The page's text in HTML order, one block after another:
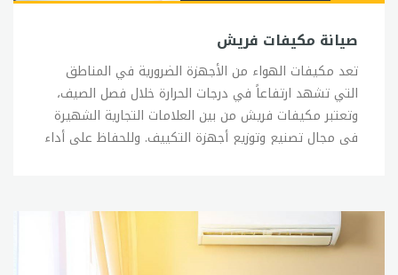
صيانة مكيفات فريش
تعد مكيفات الهواء من الأجهزة الضرورية في المناطق التي تشهد ارتفاعاً في درجات الحرارة خلال فصل الصيف، وتعتبر مكيفات فريش من بين العلامات التجارية الشهيرة في مجال تصنيع وتوزيع أجهزة التكييف. وللحفاظ على أداء المكيف العالي وضمان عمر أطول للجهاز، يجب الاهتمام بصيانته بصفة دورية. وفي هذا المقال سنتحدث عن بعض النصائح لصيانة مكيفات فريش. تنظيف الفلاتر: تعتبر فلاتر المكيف من الأجزاء الهامة جداً في الجهاز، حيث تساعد على تنقية الهواء ومنع انتشار الجراثيم والروائح الكريهة. وللحفاظ على جودة الهواء المنبعث من المكيف وضمان عمر أطول للجهاز، يجب تنظيف الفلاتر بشكل دوري. ويفضل تنظيف الفلاتر مرة واحدة على الأقل كل شهر. تنظيف المكثفات: تعتبر المكثفات من الأجزاء الأساسية في المكيف، وتساعد على تبريد الهواء الداخل من الجهاز. وللحفاظ على أداء المكثفات، يجب تنظيفها بشكل دوري باستخدام فرشاة ناعمة ومناديل جافة. التحقق من الوحدة الخارجية: تتأثر الوحدة الخارجية للمكيف بالعوامل الجوية مثل الأمطار والأتربة والرطوبة، وقد تؤدي هذه العوامل إلى تلف الوحدة الخارجية. ولمنع حدوث ذلك، يجب التحقق من وحدة المكيف الخارجية بشكل دوري وإجراء الصيانة اللازمة عند الحاجة. التحقق من مستوى الفريون: يعتبر الفريون من المواد الأساسية في المكيف، حيث يساعد على تبريد الهواء الداخل من الجهاز. وللتأكد من أن مستوى الفريون في المكيف مستقر، يجب التحقق منه بشكل دوري، ويفضل إجراء هذه العملية بواسطة فني متخصص. تشغيل المكيف بشكل منتظم: يجب تشغيل المكيف بشكل منتظم خلال فترة الشتاء، حتى لا يتراكم الغبار والأتربة داخل الجهاز. وفي حال عدم استخدام المكيف لفترة طويلة، يجب تغطية الجهاز بغطاء واقي. وبشكل عام، يجب الاهتمام بصيانة المكيف بشكل دوري لضمان أداء مثالي للجهاز وضمان عمر أطول له. وفي حال وجود أي مشكلة في المكيف، يفضل الاتصال بفني متخصص لإجراء الصيانة اللازمة.صيانة تكييفات فريشتعتبر تكييفات الهواء من الأجهزة الضرورية في المناطق التي تشهد ارتفاعاً في درجات الحرارة خلال فصل الصيف، وتعتبر تكييفات فريش من بين العلامات التجارية الشهيرة في مجال تصنيع وتوزيع أجهزة التكييف. وللحفاظ على أداء التكييف العالي وضمان عمر أطول للجهاز، يجب الاهتمام بصيانته بصفة دورية. وفي هذا المقال سنتحدث عن بعض النصائح لصيانة تكييفات فريش. تنظيف الفلاتر: تعتبر فلاتر التكييف من الأجزاء الهامة جداً في الجهاز، حيث تساعد على تنقية الهواء ومنع انتشار الجراثيم والروائح الكريهة. وللحفاظ على جودة الهواء المنبعث من التكييف وضمان عمر أطول للجهاز، يجب تنظيف الفلاتر بشكل دوري. ويفضل تنظيف الفلاتر مرة واحدة على الأقل كل شهر. تنظيف المكثفات: تعتبر المكثفات من الأجزاء الأساسية في التكييف، وتساعد على تبريد الهواء الداخل من الجهاز. وللحفاظ على أداء المكثفات، يجب تنظيفها بشكل دوري باستخدام فرشاة ناعمة ومناديل جافة. التحقق من الوحدة الخارجية: تتأثر الوحدة الخارجية للتكييف بالعوامل الجوية مثل الأمطار والأتربة والرطوبة، وقد تؤدي هذه العوامل إلى تلف الوحدة الخارجية. ولمنع حدوث ذلك، يجب التحقق من وحدة التكييف الخارجية بشكل دوري وإجراء الصيانة اللازمة عند الحاجة. التحقق من مستوى الفريون: يعتبر الفريون من المواد الأساسية في التكييف، حيث يساعد على تبريد الهواء الداخل من الجهاز. وللتأكد من أن مستوى الفريون في التكييف مستقر، يجب التحقق منه بشكل دوري، ويفضل إجراء هذه العملية بواسطة فني متخصص. تشغيل التكييف بشكل منتظم: يجب تشغيل التكييف بشكل منتظم خلال فترة الشتاء، حتى لا يتراكم الغبار والأتربة داخل الجهاز. وفي حال عدم استخدام التكييف لفترة طويلة، يجب تغطية الجهاز بغطاء واقي. وبشكل عام، يجب الاهتمام بصيانة التكييف بشكل دوري لضمان أداء مثالي للجهاز وضمان عمر أطول له. وفي حال وجود أي مشكلة في التكييف، يفضل الاتصال بفني متخصص لإجراء الصيانة اللازمة.خدمة عملاء فريش تكييفتعتبر خدمة العملاء من العوامل المهمة جداً في تقديم خدمات مرضية للعملاء، وتعد شركة فريش تكييف من بين الشركات الرائدة في مجال تصنيع وتوزيع أجهزة التكييف، وتحرص الشركة على تقديم خدمة عملاء متميزة لضمان رضا العملاء. وتقدم شركة فريش خدمة العملاء عبر عدة قنوات اتصال مثل الهاتف والبريد الإلكتروني والدردشة المباشرة على الموقع الإلكتروني، وتتميز الشركة بتوفير فريق عمل مدرب ومتخصص يجيد التعامل مع جميع الاستفسارات والشكاوى المتعلقة بمنتجات الشركة. وتقدم شركة فريش خدمة العملاء على مدار الساعة لضمان تلبية احتياجات العملاء في أي وقت، وتتميز الشركة بسرعة الاستجابة والحلول الفعالة لأي مشكلة يواجهها العميل. وتقدم شركة فريش خدمات متعددة للعملاء مثل التركيب والصيانة والإصلاح، وتحرص الشركة على توفير قطع الغيار الأصلية والمتوافقة مع منتجاتها لضمان عمر أطول للأجهزة التي تصنعها. وتولي شركة فريش اهتماماً كبيراً لردود فعل العملاء وتعتبرها أحد الأدوات الرئيسية لتحسين خدمة العملاء، وتحرص الشركة على الاستماع إلى ملاحظات العملاء وتعزيز التواصل معهم لتحسين جودة الخدمات. وبشكل عام، تعد خدمة عملاء فريش تكييف من الخدمات المميزة التي تقدمها الشركة، وتحرص الشركة على تحسين جودة الخدمة بشكل دائم لضمان رضا العملاء وتحقيق أفضل تجربة لهم.رقم خدمة عملاء فريش للتكييفتوفر شركة فريش للتكييف خدمة العملاء عبر رقم خدمة العملاء المخصص، وهو رقم يسهل على العملاء التواصل مع الشركة وطلب الخدمات المختلفة. يمكن الحصول على رقم خدمة العملاء لشركة فريش من خلال زيارة موقع الشركة على الإنترنت، أو من خلال الاتصال بالوكيل المحلي للشركة في منطقتك. بمجرد الاتصال برقم خدمة العملاء، سيتم استقبالك من قبل فريق مدرب ومتخصص يجيد التعامل مع جميع الاستفسارات والشكاوى المتعلقة بمنتجات الشركة. وتتميز شركة فريش بسرعة الاستجابة والحلول الفعالة لأي مشكلة يواجهها العميل. يمكن للعملاء الاستفسار عن خدمات التركيب والصيانة والإصلاح، ويمكنهم أيضاً الحصول على المشورة الفنية والاستفسار عن أي مشكلة قد تواجههم في استخدام منتجات الشركة. وتوفر شركة فريش خدمة العملاء على مدار الساعة، مما يسهل على العملاء الاتصال بالشركة في أي وقت يناسبهم، وتحرص الشركة على توفير خدمة عملاء متميزة لضمان رضا العملاء. وبشكل عام، يعتبر رقم خدمة عملاء فريش للتكييف أحد الأدوات الرئيسية التي تسهل على العملاء التواصل مع الشركة وطلب الخدمات المختلفة، وتحرص الشركة على توفير خدمة عملاء متميزة لضمان رضا العملاء وتحقيق أفضل تجربة لهم.رقم صيانة تكييف فريشتهتم شركة فريش للتكييف بتوفير خدمات صيانة متميزة لمنتجاتها، حيث توفر الشركة خدمة صيانة دورية وإصلاح الأعطال، وتحرص الشركة على توفير قطع الغيار الأصلية لضمان عمر أطول للأجهزة. للحصول على خدمة صيانة لمنتجات شركة فريش، يمكن الاتصال برقم صيانة الشركة المخصص، والذي يتيح للعملاء طلب الصيانة والإصلاح المناسب لمنتجاتهم. يمكن الحصول على رقم صيانة فريش من خلال زيارة موقع الشركة على الإنترنت، أو من خلال الاتصال بالوكيل المحلي للشركة في منطقتك، ويجب توفير رقم المنتج ورقم الفاتورة لتسهيل العملية. عند الاتصال برقم صيانة الشركة، سيقوم فريق الصيانة المتخصص بإجراء فحص شامل للجهاز وتحديد المشكلة، وسيتم إصلاح الأعطال بأسرع وقت ممكن وبأفضل الأسعار. وتحرص شركة فريش على توفير خدمة صيانة عالية الجودة لضمان رضا العملاء، وتستخدم الشركة أحدث التقنيات والأدوات لتقديم خدمة صيانة متميزة لمنتجاتها. وبشكل عام، يعتبر رقم صيانة فريش للتكييف أحد الأدوات الرئيسية التي تسهل على العملاء الحصول على خدمة صيانة متميزة لمنتجاتهم، وتحرص الشركة على توفير خدمة صيانة عالية الجودة لضمان رضا العملاء وتحقيق أفضل تجربة لهم.خدمة عملاء تكييف فريشتحرص شركة فريش للتكييف على تقديم خدمة عملاء مميزة وعالية الجودة لضمان رضا العملاء، وتوفر الشركة خدمة العملاء عبر عدة قنوات اتصال مثل الهاتف والبريد الإلكتروني والدردشة المباشرة على الموقع الإلكتروني. وتتميز فرق خدمة العملاء في شركة فريش بالمهارة والخبرة في التعامل مع جميع الاستفسارات والشكاوى المتعلقة بمنتجات الشركة، وتحرص الشركة على توفير فريق عمل مدرب ومتخصص لضمان تقديم خدمة عملاء متميزة. وتقدم شركة فريش خدمة العملاء على مدار الساعة، مما يسهل على العملاء الاتصال بالشركة في أي وقت يناسبهم، وتحرص الشركة على الاستجابة السريعة لجميع الاستفسارات والشكاوى وتقديم الحلول الفعالة للمشكلات. ويمكن للعملاء الاستفسار عن خدمات التركيب والصيانة والإصلاح، ويمكنهم أيضاً الحصول على المشورة الفنية والاستفسار عن أي مشكلة قد تواجههم في استخدام منتجات الشركة، كما يمكنهم الاطلاع على العروض والخصومات المتاحة. وتحرص شركة فريش على توفير مجموعة متنوعة من الخدمات لضمان رضا العملاء، وتسعى الشركة دائماً إلى تحسين خدماتها وتطويرها لتلبية احتياجات العملاء بشكل أفضل. وبشكل عام، تعتبر خدمة عملاء شركة فريش للتكييف أحد العوامل الرئيسية التي تحدد مدى رضا العملاء، وتحرص الشركة على توفير خدمة عملاء متميزة لضمان رضا العملاء وتحقيق أفضل تجربة لهم.ضمان تكييف فريشتحرص شركة فريش للتكييف على توفير ضمان على جميع منتجاتها، وذلك لضمان رضا العملاء وتوفير خدمة متميزة لهم. يتم توفير ضمان من شركة فريش لمدة محددة تختلف حسب نوع المنتج والموديل، ويمكن للعملاء الاستفسار عن فترة الضمان عند شراء المنتج. وتشمل خدمة الضمان التغطية على مجموعة متنوعة من الأعطال والمشكلات التي قد تواجه المنتج خلال فترة الضمان، وتشمل ذلك أيضاً بعض خدمات الصيانة والإصلاح. ويجب على العملاء الاتصال بالشركة في حالة حدوث أي مشكلة أو خلل في المنتج خلال فترة الضمان، ويجب تقديم الفاتورة الأصلية ورقم الموديل لتسهيل العملية. وتحرص شركة فريش على توفير قطع الغيار الأصلية لجميع منتجاتها، وتوفر خدمة صيانة متميزة خلال فترة الضمان، وتحرص الشركة على إصلاح الأعطال بأسرع وقت ممكن وبأفضل الأسعار. ويجب الانتباه إلى أن الضمان لا يشمل الأضرار الناتجة عن سوء الاستخدام أو التركيب غير الصحيح، ويجب على العملاء اتباع تعليمات الاستخدام والتركيب الموجودة في دليل المنتج لتجنب أي أضرار. وبشكل عام، تعتبر خدمة الضمان من شركة فريش للتكييف أحد العوامل الرئيسية التي تؤثر على قرار العملاء في شراء المنتج، وتحرص الشركة على توفير ضمان متميز وخدمة متميزة خلال فترة الضمان لضمان رضا العملاء وتحقيق أفضل تجربة لهم.رقم خدمة عملاء تكييف فريشتحرص شركة فريش للتكييف على توفير خدمة عملاء متميزة لضمان رضا العملاء، وتوفر الشركة رقم خدمة العملاء المخصص لتلقي الاستفسارات والشكاوى وتقديم الحلول الفعالة للمشكلات. يمكن الحصول على رقم خدمة العملاء لشركة فريش من خلال زيارة موقع الشركة على الإنترنت، أو من خلال الاتصال بالوكيل المحلي للشركة في منطقتك، ويجب توفير رقم المنتج ورقم الفاتورة لتسهيل العملية. وتقدم شركة فريش خدمة العملاء على مدار الساعة، مما يسهل على العملاء الاتصال بالشركة في أي وقت يناسبهم، وتحرص الشركة على الاستجابة السريعة لجميع الاستفسارات والشكاوى وتقديم الحلول الفعالة للمشكلات. يمكن للعملاء الاستفسار عن خدمات التركيب والصيانة والإصلاح، ويمكنهم أيضاً الحصول على المشورة الفنية والاستفسار عن أي مشكلة قد تواجههم في استخدام منتجات الشركة، كما يمكنهم الاطلاع على العروض والخصومات المتاحة. وتحرص شركة فريش على توفير فريق عمل مدرب ومتخصص لضمان تقديم خدمة عملاء متميزة، وتعتبر خدمة العملاء من أهم العوامل التي تحدد مدى رضا العملاء عن منتجات الشركة، وتحرص الشركة على توفير خدمة عملاء متميزة لضمان رضا العملاء وتحقيق أفضل تجربة لهم. وبشكل عام، يمكن الاعتماد على رقم خدمة عملاء شركة فريش للتكييف لتلبية جميع الاحتياجات والاستفسارات والشكاوى المتعلقة بمنتجات الشركة، وتحرص الشركة على تحسين خدماتها وتطويرها لتلبية احتياجات العملاء بشكل أفضل.توكيل فريش للتكييفاتتحرص شركة